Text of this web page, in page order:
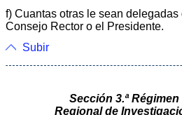
f) Cuantas otras le sean delegadas
Consejo Rector o el Presidente.
Subir
Sección 3.ª
Regional de